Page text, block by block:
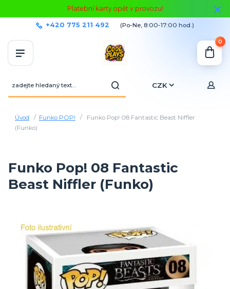
Platební karty opět v provozu!
CZK
+420 775 211 492 (Po-Ne, 8:00-17:00 hod.)
0
Úvod Funko POP!
Funko Pop! 08 Fantastic Beast Niffler
(Funko)
Funko Pop! 08 Fantastic
Beast Niffler (Funko)